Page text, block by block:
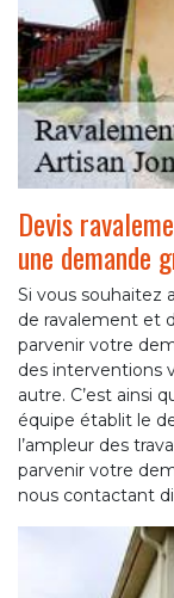
Devis
une demande
Si vous souhaitez
de ravalement et
parvenir votre
des interventions
autre. C’est ainsi
équipe établit le
l’ampleur des
parvenir votre
nous contactant